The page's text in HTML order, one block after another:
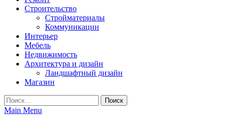
Строительство
Стройматериалы
Коммуникации
Интерьер
Мебель
Недвижимость
Архитектура и дизайн
Ландшафтный дизайн
Магазин
Найти:
Main Menu